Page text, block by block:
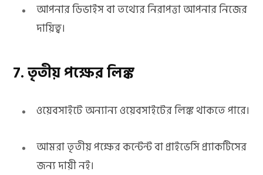
আপনার ডিভাইস বা তথ্যের নিরাপত্তা আপনার নিজের
দায়িত্ব।
7. তৃতীয় পক্ষের লিঙ্ক
ওয়েবসাইটে অন্যান্য ওয়েবসাইটের লিঙ্ক থাকতে পারে।
আমরা তৃতীয় পক্ষের কন্টেন্ট বা প্রাইভেসি প্র্যাকটিসের
জন্য দায়ী নই।